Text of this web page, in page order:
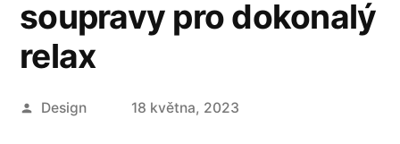
soupravy pro dokonalý
relax
Autor
Design 18 května, 2023